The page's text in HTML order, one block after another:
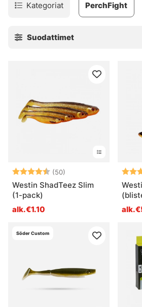
Kategoriat PerchFight
Suodattimet
Arvio: (50)
4.6 5:sta tähdestä
Westin ShadTeez Slim
(1-pack)
alk.€1.10
Söder Custom